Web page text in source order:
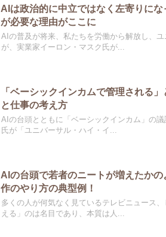
AIは政治的に中立ではなく左寄りに
が必要な理由がここに
AIの普及が将来、私たちを労働から解放し、
が、実業家イーロン・マスク氏が...
「ベーシックインカムで管理される
と仕事の考え方
AIの台頭とともに「ベーシックインカム」の
氏が「ユニバーサル・ハイ・イ...
AIの台頭で若者のニートが増えたか
作のやり方の典型例！
多くの人が何気なく見ているテレビニュース
える」のは名目であり、本質は人...